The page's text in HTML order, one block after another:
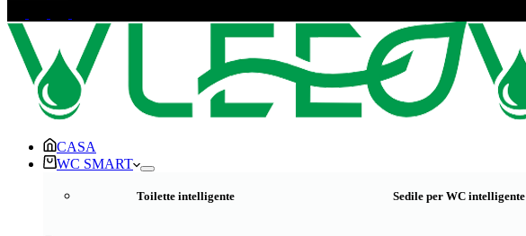
CASA
WC SMART
Toilette intelligente Sedile per WC intelligente